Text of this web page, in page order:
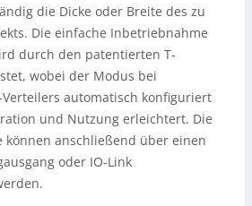
die Dicke oder Breite des zu
Die einfache Inbetriebnahme
durch den patentierten T-
wobei der Modus bei
automatisch konfiguriert
und Nutzung erleichtert. Die
können anschließend über einen
oder IO-Link